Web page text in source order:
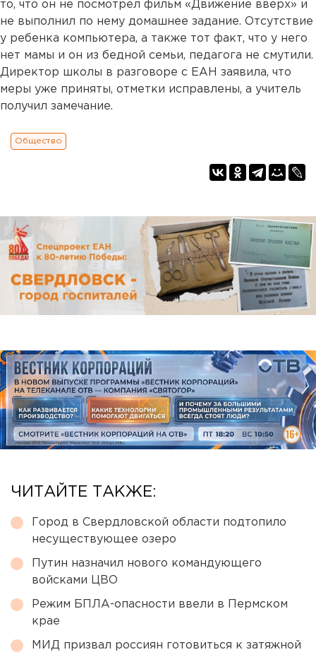
то, что он не посмотрел фильм «Движение вверх» и
не выполнил по нему домашнее задание. Отсутствие
у ребенка компьютера, а также тот факт, что у него
нет мамы и он из бедной семьи, педагога не смутили.
Директор школы в разговоре с ЕАН заявила, что
меры уже приняты, отметки исправлены, а учитель
получил замечание.
Общество
ЧИТАЙТЕ ТАКЖЕ:
Город в Свердловской области подтопило
несуществующее озеро
Путин назначил нового командующего
войсками ЦВО
Режим БПЛА-опасности ввели в Пермском
крае
МИД призвал россиян готовиться к затяжной